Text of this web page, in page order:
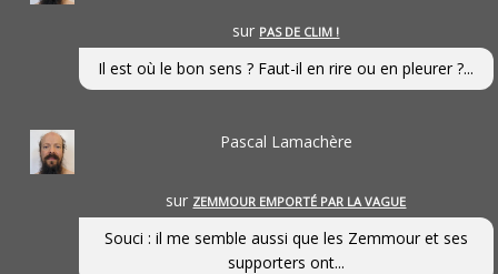
sur PAS DE CLIM !
Il est où le bon sens ? Faut-il en rire ou en pleurer ?...
Pascal Lamachère
sur ZEMMOUR EMPORTÉ PAR LA VAGUE
Souci : il me semble aussi que les Zemmour et ses
supporters ont...